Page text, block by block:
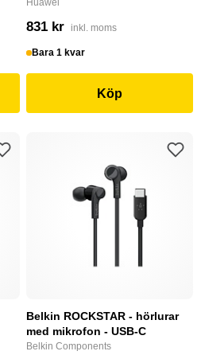
Huawei
831 kr inkl. moms
Bara 1 kvar
Köp
Belkin ROCKSTAR - hörlurar
med mikrofon - USB-C
Belkin Components